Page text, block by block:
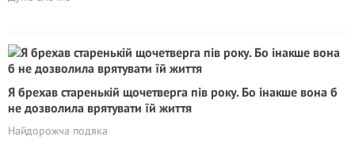
Я брехав старенькій щочетверга пів року. Бо інакше вона б
не дозволила врятувати їй життя
Найдорожча подяка